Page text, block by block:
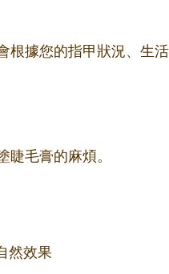
據您的指甲狀況、生
毛膏的麻煩。
然效果